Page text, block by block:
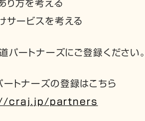
り方を考える
サービスを考える
パートナーズにご登録ください
トナーズの登録はこちら
craj.jp/partners